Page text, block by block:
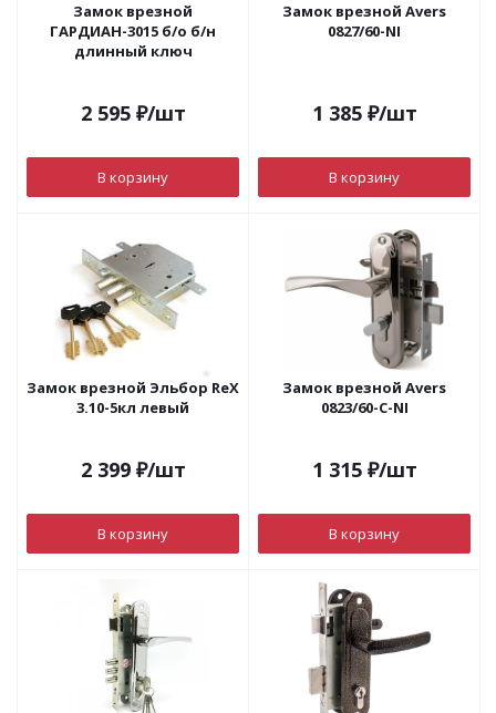
Замок врезной
ГАРДИАН-3015 б/о б/н
длинный ключ
2 595₽/шт
В корзину
Замок врезной Avers
0827/60-NI
1 385₽/шт
В корзину
Замок врезной Эльбор ReX
3.10-5кл левый
2 399₽/шт
В корзину
Замок врезной Avers
0823/60-C-NI
1 315₽/шт
В корзину